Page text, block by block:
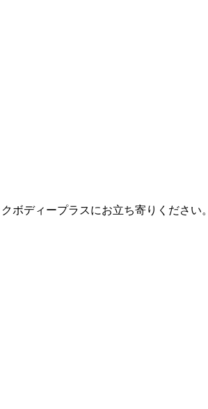
ボディープラスにお立ち寄りください。